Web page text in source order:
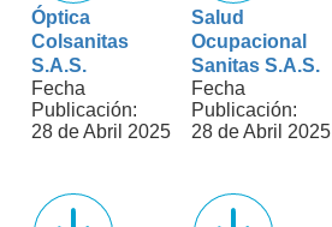
Óptica
Colsanitas
S.A.S.
Fecha
Publicación:
28 de Abril 2025
Salud
Ocupacional
Sanitas S.A.S.
Fecha
Publicación:
28 de Abril 2025